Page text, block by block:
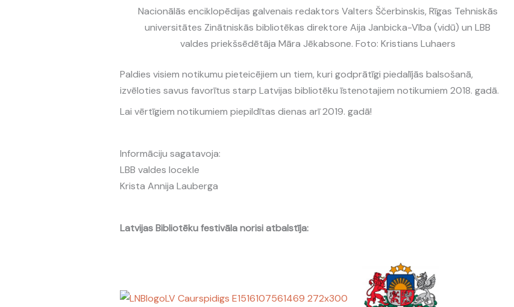
Nacionālās enciklopēdijas galvenais redaktors Valters Ščerbinskis, Rīgas Tehniskās
universitātes Zinātniskās bibliotēkas direktore Aija Janbicka-Vība (vidū) un LBB
valdes priekšsēdētāja Māra Jēkabsone. Foto: Kristians Luhaers
Paldies visiem notikumu pieteicējiem un tiem, kuri godprātīgi piedalījās balsošanā,
izvēloties savus favorītus starp Latvijas bibliotēku īstenotajiem notikumiem 2018. gadā.
Lai vērtīgiem notikumiem piepildītas dienas arī 2019. gadā!
Informāciju sagatavoja:
LBB valdes locekle
Krista Annija Lauberga
Latvijas Bibliotēku festivāla norisi atbalstīja: